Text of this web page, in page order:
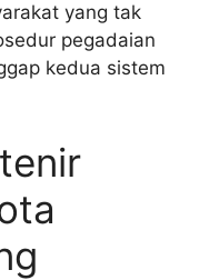
yang tak
pegadaian
kedua sistem